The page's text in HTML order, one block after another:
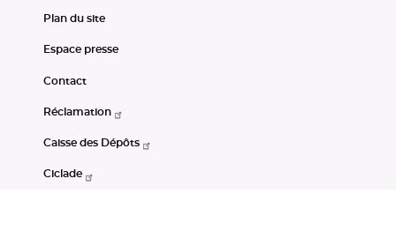
Plan du site
Espace presse
Contact
Réclamation
Caisse des Dépôts
Ciclade